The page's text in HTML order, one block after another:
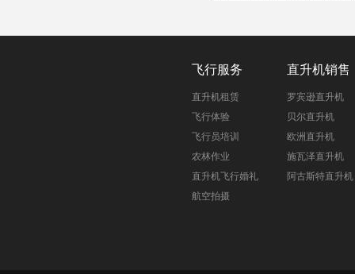
飞行服务
直升机租赁
飞行体验
飞行员培训
农林作业
直升机飞行婚礼
航空拍摄
直升机销售
罗宾逊直升机
贝尔直升机
欧洲直升机
施瓦泽直升机
阿古斯特直升机